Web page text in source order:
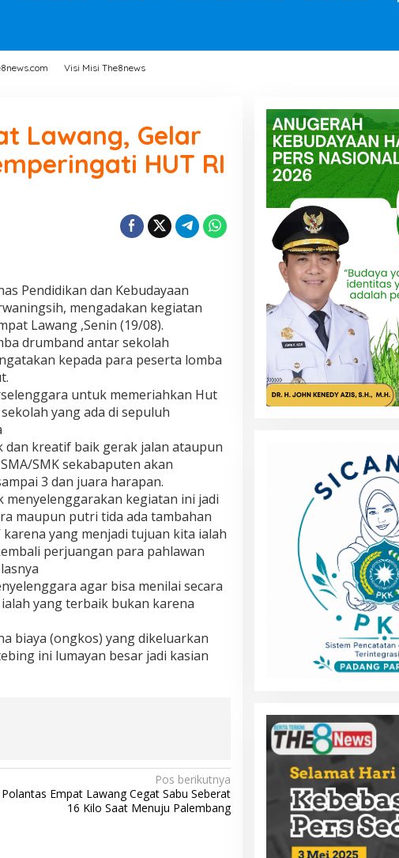
Visi Misi The8news
Lawang, Gelar
HUT RI
Pendidikan dan Kebudayaan
mengadakan kegiatan
Lawang ,Senin (19/08).
drumband antar sekolah
kepada para peserta lomba
untuk memeriahkan Hut
yang ada di sepuluh
dan kreatif baik gerak jalan ataupun
SMK sekabaputen akan
3 dan juara harapan.
kegiatan ini jadi
maupun putri tida ada tambahan
karena yang menjadi tujuan kita ialah
perjuangan para pahlawan
agar bisa menilai secara
yang terbaik bukan karena
biaya (ongkos) yang dikeluarkan
ini lumayan besar jadi kasian
Pos berikutnya
Polantas Empat Lawang Cegat Sabu Seberat
16 Kilo Saat Menuju Palembang